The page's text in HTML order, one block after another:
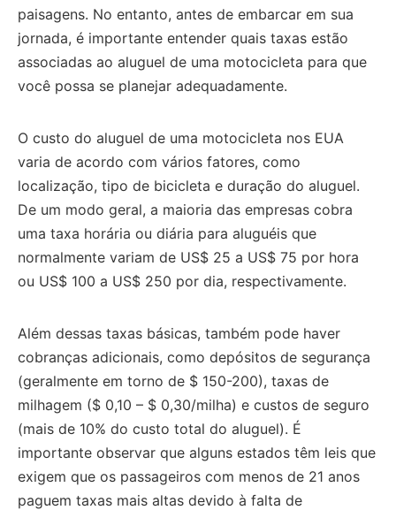
paisagens. No entanto, antes de embarcar em sua
jornada, é importante entender quais taxas estão
associadas ao aluguel de uma motocicleta para que
você possa se planejar adequadamente.
O custo do aluguel de uma motocicleta nos EUA
varia de acordo com vários fatores, como
localização, tipo de bicicleta e duração do aluguel.
De um modo geral, a maioria das empresas cobra
uma taxa horária ou diária para aluguéis que
normalmente variam de US$ 25 a US$ 75 por hora
ou US$ 100 a US$ 250 por dia, respectivamente.
Além dessas taxas básicas, também pode haver
cobranças adicionais, como depósitos de segurança
(geralmente em torno de $ 150-200), taxas de
milhagem ($ 0,10 – $ 0,30/milha) e custos de seguro
(mais de 10% do custo total do aluguel). É
importante observar que alguns estados têm leis que
exigem que os passageiros com menos de 21 anos
paguem taxas mais altas devido à falta de